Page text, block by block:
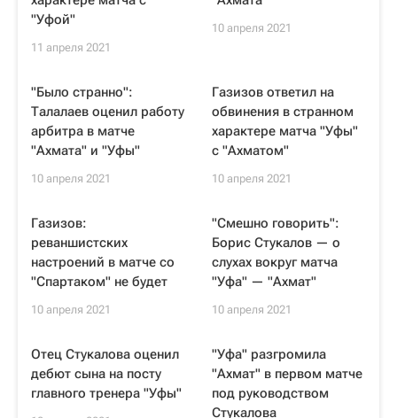
"Уфой"
11 апреля 2021
10 апреля 2021
"Было странно":
Талалаев оценил работу
арбитра в матче
"Ахмата" и "Уфы"
10 апреля 2021
Газизов ответил на
обвинения в странном
характере матча "Уфы"
с "Ахматом"
10 апреля 2021
Газизов:
реваншистских
настроений в матче со
"Спартаком" не будет
10 апреля 2021
"Смешно говорить":
Борис Стукалов — о
слухах вокруг матча
"Уфа" — "Ахмат"
10 апреля 2021
Отец Стукалова оценил
дебют сына на посту
главного тренера "Уфы"
"Уфа" разгромила
"Ахмат" в первом матче
под руководством
Стукалова